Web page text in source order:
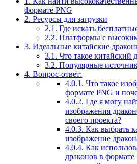
формате PNG
2. Ресурсы для загрузки
2.1. Где искать
2.2. Платформы с
3. Идеальные китайские
3.1. Что такое китайский
3.2. Популярные
4. Вопрос-ответ:
4.0.1. Что такое
формате PNG и
4.0.2. Где я могу
изображения
своего проекта?
4.0.3. Как выбрать
изображение
4.0.4. Как
драконов в